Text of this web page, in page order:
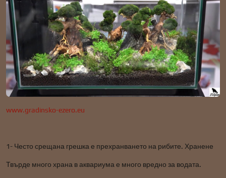
www.gradinsko-ezero.eu
1- Често срещана грешка е прехранването на рибите. Хранене
Твърде много храна в аквариума е много вредно за водата.